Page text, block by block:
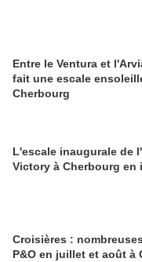
Entre le Ventura et
fait une escale
Cherbourg
L'escale inaugurale de
Victory à Cherbourg en
Croisières :
P&O en juillet et août à